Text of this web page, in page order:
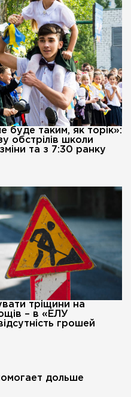
буде таким, як торік»:
обстрілів школи
та з 7:30 ранку
тріщини на
– в «ЕЛУ
грошей
дольше